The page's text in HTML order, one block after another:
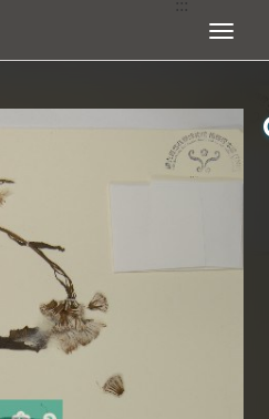
展開選單
查